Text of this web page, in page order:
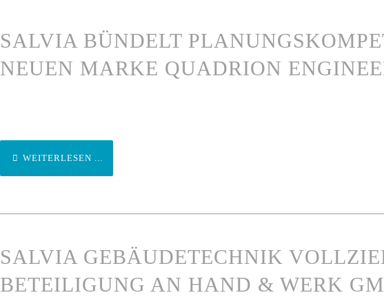
SALVIA BÜNDELT
NEUEN MARKE QUADRION
WEITERLESEN ...
SALVIA GEBÄUDETECHNIK
BETEILIGUNG AN HAND & WERK